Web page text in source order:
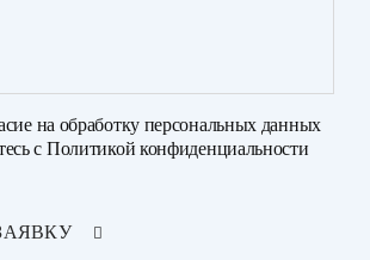
на обработку персональных данных
с Политикой конфиденциальности